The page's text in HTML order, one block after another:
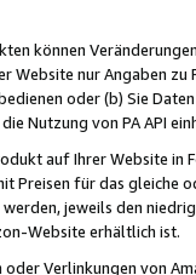
können
Website nur Angaben
oder (b) Sie
Nutzung von PA API
auf Ihrer Website
Preisen für das
jeweils den
Website erhältlich ist.
Verlinkungen von